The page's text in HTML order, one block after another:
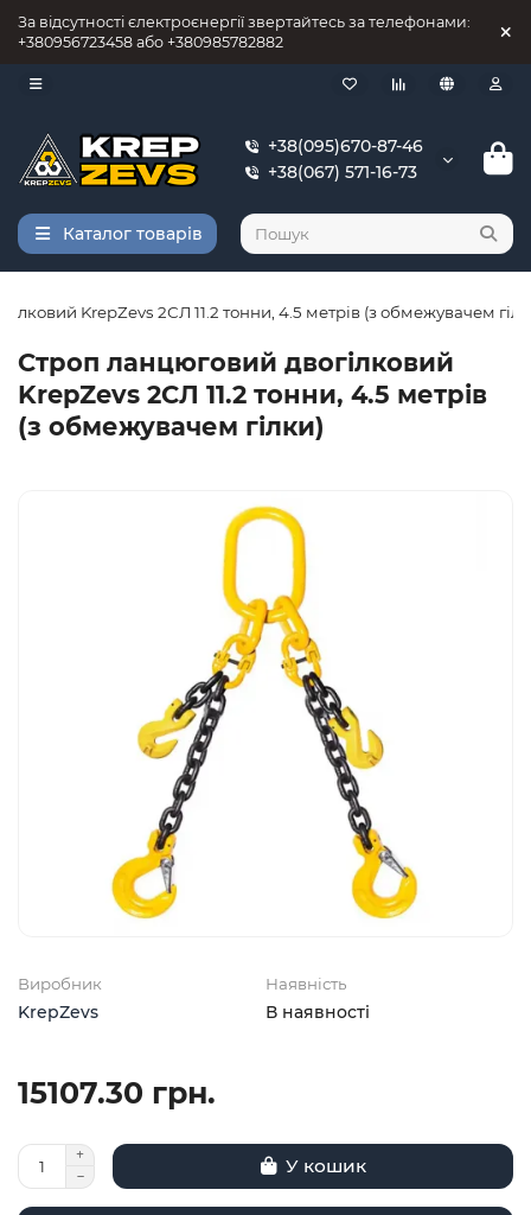
За відсутності єлектроєнергії звертайтесь за телефонами:
+380956723458 або +380985782882
+38(095)670-87-46
+38(067) 571-16-73
Каталог товарів
KrepZevs 2СЛ 11.2 тонни, 4.5 метрів (з обмежувачем
Строп ланцюговий двогілковий
KrepZevs 2СЛ 11.2 тонни, 4.5 метрів
(з обмежувачем гілки)
Виробник
KrepZevs
Наявність
В наявності
15107.30 грн.
У кошик